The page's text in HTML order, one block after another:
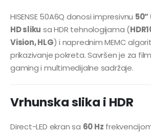
HISENSE 50A6Q donosi impresivnu
HD sliku sa HDR tehnologijama (
Vision, HLG) i naprednim MEMC
prikazivanje pokreta. Savršen je za
gaming i multimedijalne sadržaje.
Vrhunska slika i HDR
Direct-LED ekran sa 60 Hz